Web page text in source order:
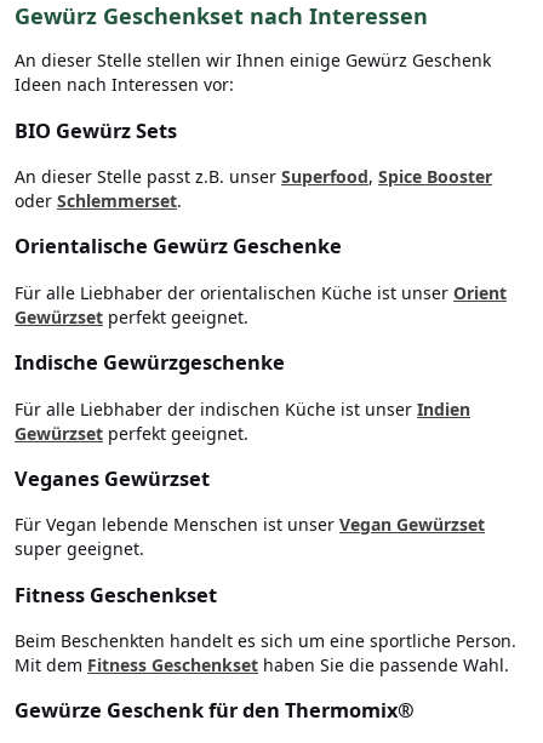
Gewürz Geschenkset nach Interessen
An dieser Stelle stellen wir Ihnen einige Gewürz Geschenk
Ideen nach Interessen vor:
BIO Gewürz Sets
An dieser Stelle passt z.B. unser Superfood, Spice Booster
oder Schlemmerset.
Orientalische Gewürz Geschenke
Für alle Liebhaber der orientalischen Küche ist unser Orient
Gewürzset perfekt geeignet.
Indische Gewürzgeschenke
Für alle Liebhaber der indischen Küche ist unser Indien
Gewürzset perfekt geeignet.
Veganes Gewürzset
Für Vegan lebende Menschen ist unser Vegan Gewürzset
super geeignet.
Fitness Geschenkset
Beim Beschenkten handelt es sich um eine sportliche Person.
Mit dem Fitness Geschenkset haben Sie die passende Wahl.
Gewürze Geschenk für den Thermomix®